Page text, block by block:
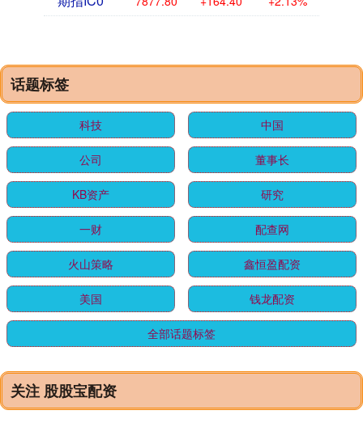
话题标签
科技 中国
公司 董事长
KB资产 研究
一财 配查网
火山策略 鑫恒盈配资
美国 钱龙配资
全部话题标签
关注 股股宝配资